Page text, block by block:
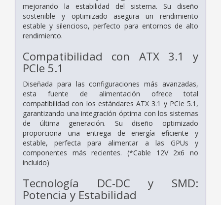
mejorando la estabilidad del sistema. Su diseño
sostenible y optimizado asegura un rendimiento
estable y silencioso, perfecto para entornos de alto
rendimiento.
Compatibilidad con ATX 3.1 y
PCIe 5.1
Diseñada para las configuraciones más avanzadas,
esta fuente de alimentación ofrece total
compatibilidad con los estándares ATX 3.1 y PCIe 5.1,
garantizando una integración óptima con los sistemas
de última generación. Su diseño optimizado
proporciona una entrega de energía eficiente y
estable, perfecta para alimentar a las GPUs y
componentes más recientes. (*Cable 12V 2x6 no
incluido)
Tecnología DC-DC y SMD:
Potencia y Estabilidad